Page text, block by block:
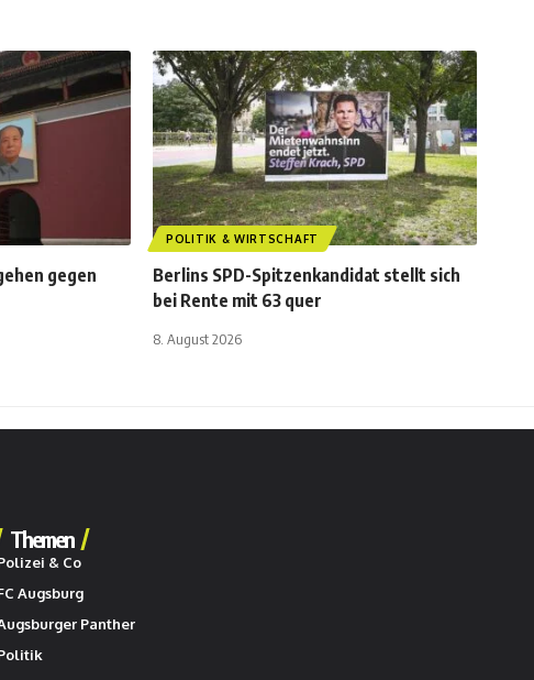
gegen
POLITIK & WIRTSCHAFT
Berlins SPD-Spitzenkandidat stellt sich
bei Rente mit 63 quer
8. August 2026
Themen
& Co
Augsburg
Panther